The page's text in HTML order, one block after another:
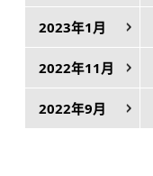
2023年1月
2022年11月
2022年9月